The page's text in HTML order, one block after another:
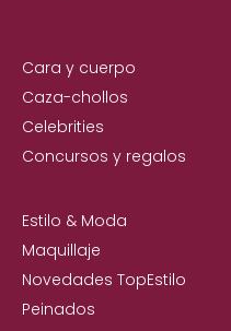
Cara y cuerpo
Caza-chollos
Celebrities
Concursos y regalos
Estilo & Moda
Maquillaje
Novedades TopEstilo
Peinados